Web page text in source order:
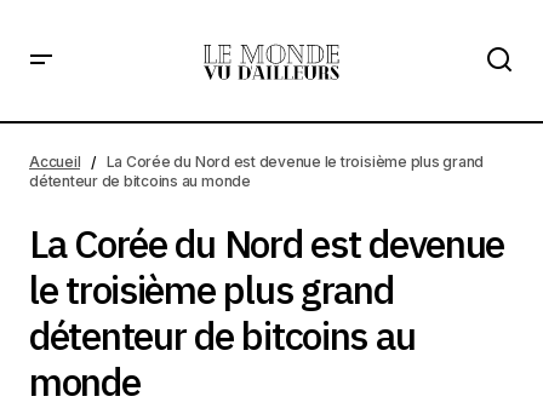
détenteur de bitcoins au monde
Accueil
La Corée du Nord est devenue le troisième plus grand
détenteur de bitcoins au monde
La Corée du Nord est devenue
le troisième plus grand
détenteur de bitcoins au
monde